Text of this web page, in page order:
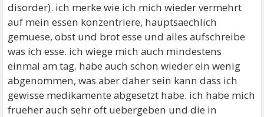
disorder). ich merke wie ich mich wieder vermehrt
auf mein essen konzentriere, hauptsaechlich
gemuese, obst und brot esse und alles aufschreibe
was ich esse. ich wiege mich auch mindestens
einmal am tag. habe auch schon wieder ein wenig
abgenommen, was aber daher sein kann dass ich
gewisse medikamente abgesetzt habe. ich habe mich
frueher auch sehr oft uebergeben und die in